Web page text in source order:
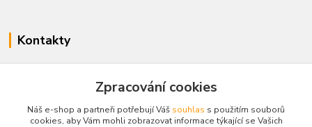
Kontakty
+420 721 056 406
Po-Pá 09.00-14.00
Zpracování cookies
Náš e-shop a partneři potřebují Váš souhlas s použitím souborů
cookies, aby Vám mohli zobrazovat informace týkající se Vašich